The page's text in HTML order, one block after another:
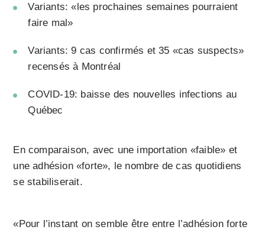
Variants: «les prochaines semaines pourraient
faire mal»
Variants: 9 cas confirmés et 35 «cas suspects»
recensés à Montréal
COVID-19: baisse des nouvelles infections au
Québec
En comparaison, avec une importation «faible» et
une adhésion «forte», le nombre de cas quotidiens
se stabiliserait.
«Pour l’instant on semble être entre l’adhésion forte